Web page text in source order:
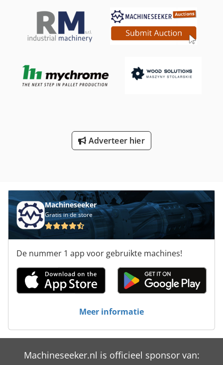
Maximale zaagbladdiameter 450 mm - (zonder
voorzaagunit 550 mm) Maximale zaaghoogte 150 mm -
(zonder voorzaagunit 200 mm) Zaaghoogte bij 45° 105 mm
- (zonder voorzaagunit 141 mm) Diameter zaagblad
neergaand / zaagbladkanteling / parallelgeleider)
Elektrische motorregeling 2-assige voorzaagunit
Bedieningspaneel op ergonomische hoogte met
Zaagbladvergrendelingssysteem Hoogte werktafel 910 mm
Motorvermogen 7,5 pk USB-poort Diagnostiek Totale
Adverteer hier
Machineseeker
Gratis in de store
De nummer 1 app voor gebruikte machines!
Meer informatie
Machineseeker.nl is officieel sponsor van: